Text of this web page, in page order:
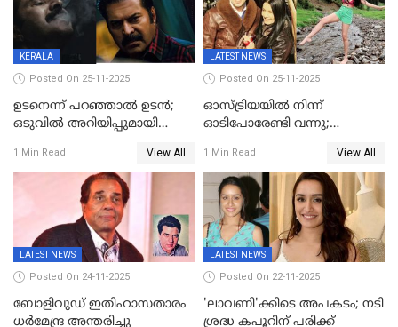
KERALA
Posted On 25-11-2025
ഉടനെന്ന് പറഞ്ഞാൽ ഉടൻ;
ഒടുവിൽ അറിയിപ്പുമായി
റിലീസ് തീയതി പുറത്ത്
1 Min Read View All
LATEST NEWS
Posted On 25-11-2025
ഓസ്ട്രിയയിൽ നിന്ന്
ഓടിപോരേണ്ടി വന്നു;
ശാരീരികമായും ഉപദ്രവിച്ചു;
ഭർത്താവിനെതിരെ 50 കോടി
രൂപ നഷ്ടപരിഹാരം
ആവശ്യപ്പെട്ട് മുൻ മിസ് ഇന്ത്യ
1 Min Read View All
LATEST NEWS
Posted On 24-11-2025
ബോളിവുഡ് ഇതിഹാസതാരം
ധർമേന്ദ്ര അന്തരിച്ചു
LATEST NEWS
Posted On 22-11-2025
'ലാവണി'ക്കിടെ അപകടം; നടി
ശ്രദ്ധ കപൂറിന് പരിക്ക്